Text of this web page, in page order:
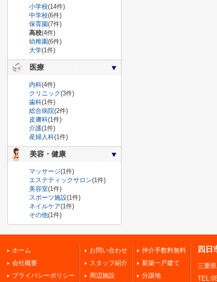
小学校(14件)
中学校(6件)
保育園(7件)
高校(4件)
幼稚園(6件)
大学(1件)
医療
内科(4件)
クリニック(3件)
歯科(1件)
総合病院(2件)
皮膚科(1件)
介護(1件)
産婦人科(1件)
美容・健康
マッサージ(1件)
エステティックサロン(1件)
美容室(1件)
スポーツ施設(1件)
ネイルケア(1件)
その他(1件)
ホーム
会社概要
プライバシーポリシー
お問い合わせ
スタッフ紹介
周辺施設
仲介手数料無料
新築一戸建て
分譲地
四日
三重